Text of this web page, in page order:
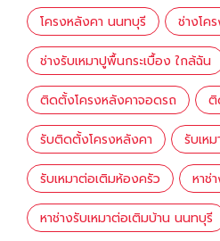
โครงหลังคา นนทบุรี ช่างโค
ช่างรับเหมาปูพื้นกระเบื้อง ใกล้ฉัน
ติดตั้งโครงหลังคาจอดรถ ติ
รับติดตั้งโครงหลังคา รับเห
รับเหมาต่อเติมห้องครัว หาช่
หาช่างรับเหมาต่อเติมบ้าน นนทบุรี